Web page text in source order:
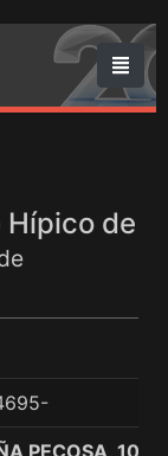
Hípico de
PECOSA,